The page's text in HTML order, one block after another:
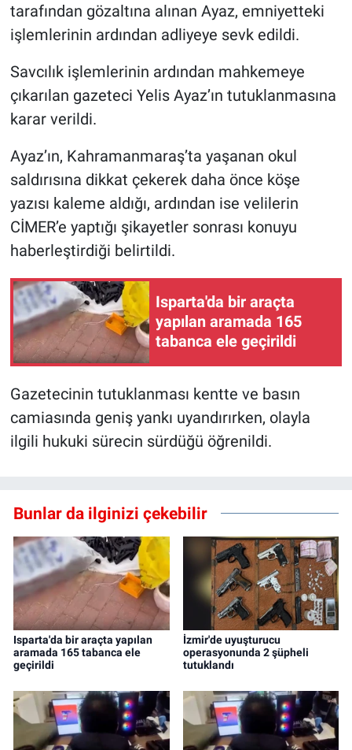
tarafından gözaltına alınan Ayaz, emniyetteki
işlemlerinin ardından adliyeye sevk edildi.
Savcılık işlemlerinin ardından mahkemeye
çıkarılan gazeteci Yelis Ayaz’ın tutuklanmasına
karar verildi.
Ayaz’ın, Kahramanmaraş’ta yaşanan okul
saldırısına dikkat çekerek daha önce köşe
yazısı kaleme aldığı, ardından ise velilerin
CİMER’e yaptığı şikayetler sonrası konuyu
haberleştirdiği belirtildi.
Isparta'da bir araçta
yapılan aramada 165
tabanca ele geçirildi
Gazetecinin tutuklanması kentte ve basın
camiasında geniş yankı uyandırırken, olayla
ilgili hukuki sürecin sürdüğü öğrenildi.
Bunlar da ilginizi çekebilir
Isparta'da bir araçta yapılan
aramada 165 tabanca ele
geçirildi
İzmir'de uyuşturucu
operasyonunda 2 şüpheli
tutuklandı